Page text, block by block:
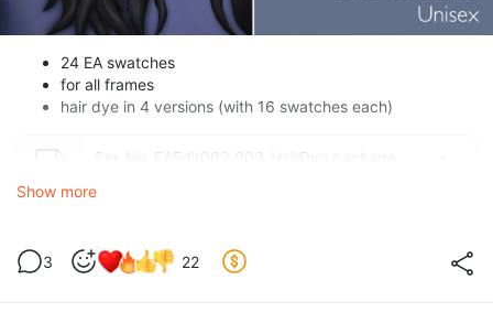
24 EA swatches
for all frames
hair dye in 4 versions (with 16 swatches each)
Ser_bia_EAEdit002_003_HairDye.package
package
6.97 Mb
Show more
3 22